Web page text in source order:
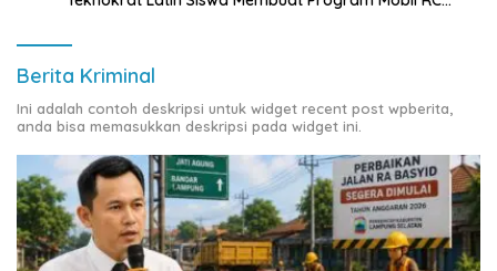
Berita Kriminal
Ini adalah contoh deskripsi untuk widget recent post wpberita,
anda bisa memasukkan deskripsi pada widget ini.